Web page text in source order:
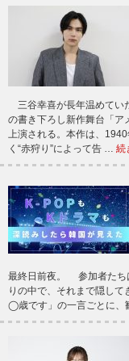
三谷幸喜が長年温めてい
の書き下ろし新作舞台「ア
上演される。本作は、
く“赤狩り”によって告 … 続
最終日前夜。 参加者たち
りの中で、それまで隠し
◯歳です」の一言ごとに、